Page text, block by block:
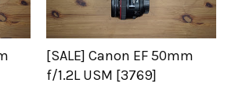
[SALE] Canon EF 50mm
f/1.2L USM [3769]